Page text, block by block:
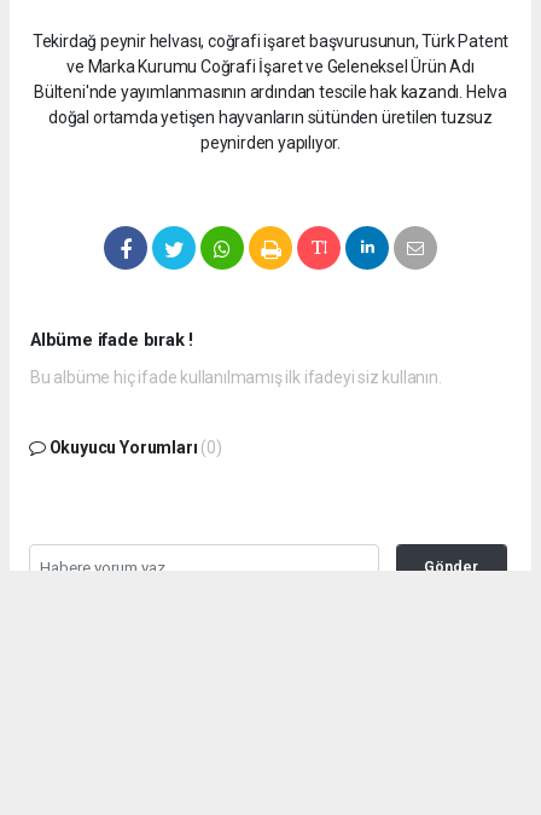
Tekirdağ peynir helvası, coğrafi işaret başvurusunun, Türk Patent
ve Marka Kurumu Coğrafi İşaret ve Geleneksel Ürün Adı
Bülteni'nde yayımlanmasının ardından tescile hak kazandı. Helva
doğal ortamda yetişen hayvanların sütünden üretilen tuzsuz
peynirden yapılıyor.
Albüme ifade bırak !
Bu albüme hiç ifade kullanılmamış ilk ifadeyi siz kullanın.
Okuyucu Yorumları (0)
Gönder